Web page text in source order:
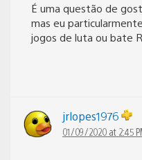
É uma questão de
mas eu
jogos de luta ou bate
jrlopes1976
01/09/2020 at 2:45